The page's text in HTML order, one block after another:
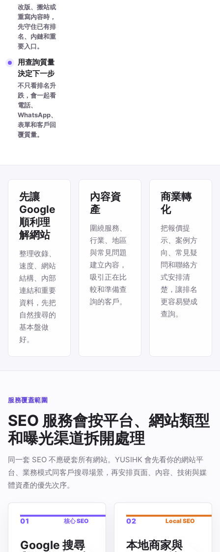
改版、搬站或
重寫內容時，
先守住已有排
名、內鏈和重
要入口。
用查詢質量
決定下一步
不只看排名升
跌，會一起看
電話、
WhatsApp、
表單和客戶回
覆質量。
先讓
Google
順利理
解網站
整理收錄、
速度、網站
結構、內部
連結和重要
資料，先把
自然搜尋的
基本盤做
好。
內容資
產
圍繞服務、
行業、地區
與常見問題
建立內容，
吸引正在比
較和準備查
詢的客戶。
商業轉
化
把報價提
示、案例方
向、常見疑
問和聯絡方
式安排清
楚，讓排名
更容易變成
查詢。
服務覆蓋範圍
SEO 服務會按平台、網站類型
和曝光渠道拆開處理
同一套 SEO 不應硬套所有網站。YUSIHK 會先看你的網站平
台、業務模式同客戶搜尋場景，再安排頁面、內容、技術與媒
體資產的優先次序。
01 核心 SEO
Google 搜尋
02 Local SEO
本地商家與